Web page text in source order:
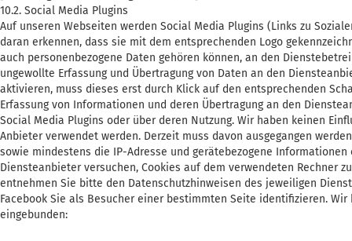
10.2. Social Media Plugins
Auf unseren Webseiten werden Social Media Plugins (Links zu
daran erkennen, dass sie mit dem entsprechenden Logo
auch personenbezogene Daten gehören können, an den
ungewollte Erfassung und Übertragung von Daten an den
aktivieren, muss dieses erst durch Klick auf den entsprechenden
Erfassung von Informationen und deren Übertragung an den
Social Media Plugins oder über deren Nutzung. Wir haben keinen
Anbieter verwendet werden. Derzeit muss davon ausgegangen
sowie mindestens die IP-Adresse und gerätebezogene
Diensteanbieter versuchen, Cookies auf dem verwendeten Rechner
entnehmen Sie bitte den Datenschutzhinweisen des jeweiligen
Facebook Sie als Besucher einer bestimmten Seite identifizieren.
eingebunden: